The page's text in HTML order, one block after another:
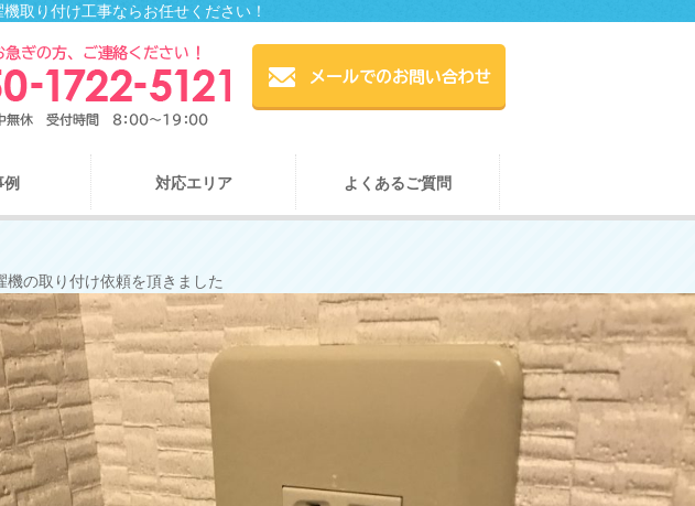
取り付け工事ならお任せください！
対応エリア よくあるご質問
機の取り付け依頼を頂きました